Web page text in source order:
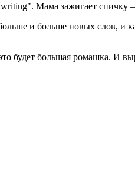
Мама зажигает
и больше новых слов, и
будет большая ромашка. И